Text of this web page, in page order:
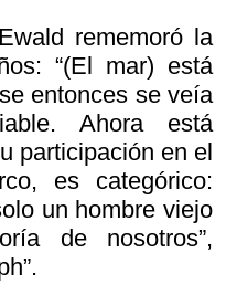
rememoró la
“(El mar) está
entonces se veía
Ahora está
participación en el
es categórico:
un hombre viejo
de nosotros”,